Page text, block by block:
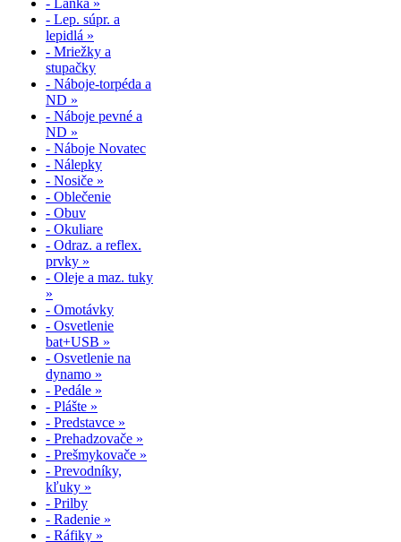
- Lanká »
- Lep. súpr. a
lepidlá »
- Mriežky a
stupačky
- Náboje-torpéda a
ND »
- Náboje pevné a
ND »
- Náboje Novatec
- Nálepky
- Nosiče »
- Oblečenie
- Obuv
- Okuliare
- Odraz. a reflex.
prvky »
- Oleje a maz. tuky
»
- Omotávky
- Osvetlenie
bat+USB »
- Osvetlenie na
dynamo »
- Pedále »
- Plášte »
- Predstavce »
- Prehadzovače »
- Prešmykovače »
- Prevodníky,
kľuky »
- Prilby
- Radenie »
- Ráfiky »